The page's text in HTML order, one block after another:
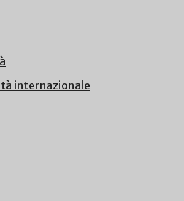
internazionale